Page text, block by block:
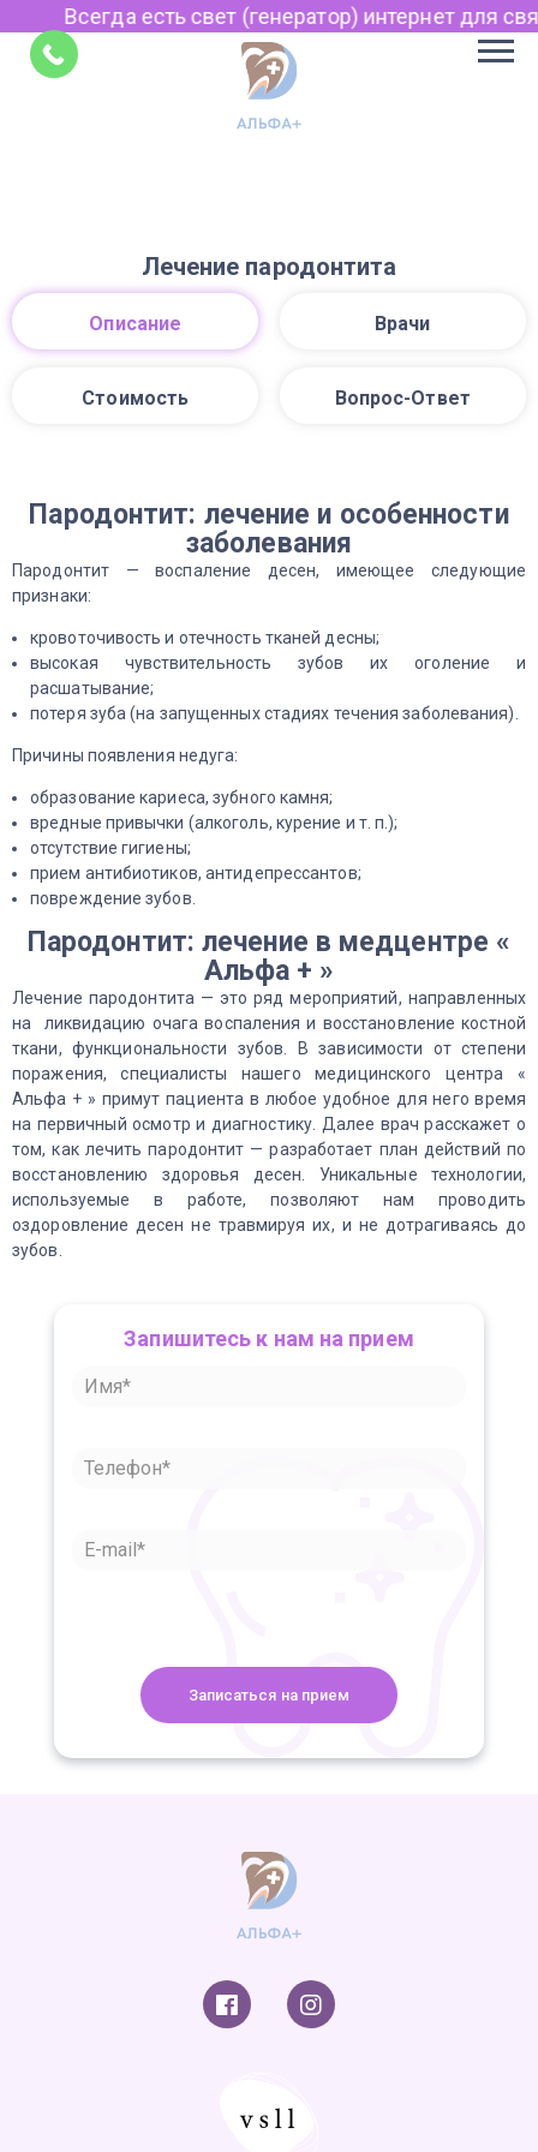
Всегда есть свет (генератор) интернет для
Лечение пародонтита
Описание Врачи
Стоимость Вопрос-Ответ
Пародонтит: лечение и особенности
заболевания
Пародонтит — воспаление десен, имеющее следующие
признаки:
кровоточивость и отечность тканей десны;
высокая чувствительность зубов их оголение и
расшатывание;
потеря зуба (на запущенных стадиях течения заболевания).
Причины появления недуга:
образование кариеса, зубного камня;
вредные привычки (алкоголь, курение и т. п.);
отсутствие гигиены;
прием антибиотиков, антидепрессантов;
повреждение зубов.
Пародонтит: лечение в медцентре «
Альфа + »
Лечение пародонтита — это ряд мероприятий, направленных
на ликвидацию очага воспаления и восстановление костной
ткани, функциональности зубов. В зависимости от степени
поражения, специалисты нашего медицинского центра «
Альфа + » примут пациента в любое удобное для него время
на первичный осмотр и диагностику. Далее врач расскажет о
том, как лечить пародонтит — разработает план действий по
восстановлению здоровья десен. Уникальные технологии,
используемые в работе, позволяют нам проводить
оздоровление десен не травмируя их, и не дотрагиваясь до
зубов.
Запишитесь к нам на прием